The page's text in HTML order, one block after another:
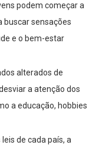
podem começar a
buscar sensações
e o bem-estar
alterados de
a atenção dos
a educação, hobbies
de cada país, a